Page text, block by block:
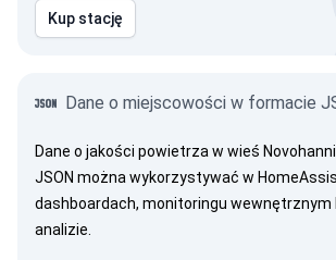
Kup stację
Dane o miejscowości w formacie
Dane o jakości powietrza w wieś
JSON można wykorzystywać w
dashboardach, monitoringu wewnętrznym
analizie.